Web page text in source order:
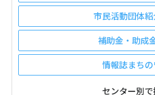
市民活動団体
補助金・助成
情報誌まちの
センター別で